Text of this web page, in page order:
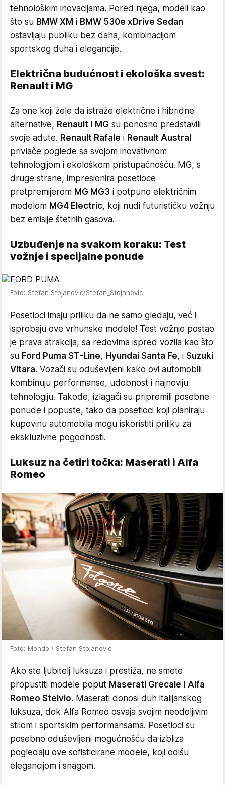
tehnološkim inovacijama. Pored njega, modeli kao
što su BMW XM i BMW 530e xDrive Sedan
ostavljaju publiku bez daha, kombinacijom
sportskog duha i elegancije.
Električna budućnost i ekološka svest:
Renault i MG
Za one koji žele da istraže električne i hibridne
alternative, Renault i MG su ponosno predstavili
svoje adute. Renault Rafale i Renault Austral
privlače poglede sa svojom inovativnom
tehnologijom i ekološkom pristupačnošću. MG, s
druge strane, impresionira posetioce
pretpremijerom MG MG3 i potpuno električnim
modelom MG4 Electric, koji nudi futurističku vožnju
bez emisije štetnih gasova.
Uzbuđenje na svakom koraku: Test
vožnje i specijalne ponude
Foto: Stefan Stojanovic/Stefan_Stojanovic
Posetioci imaju priliku da ne samo gledaju, već i
isprobaju ove vrhunske modele! Test vožnje postao
je prava atrakcija, sa redovima ispred vozila kao što
su Ford Puma ST-Line, Hyundai Santa Fe, i Suzuki
Vitara. Vozači su oduševljeni kako ovi automobili
kombinuju performanse, udobnost i najnoviju
tehnologiju. Takođe, izlagači su pripremili posebne
ponude i popuste, tako da posetioci koji planiraju
kupovinu automobila mogu iskoristiti priliku za
ekskluzivne pogodnosti.
Luksuz na četiri točka: Maserati i Alfa
Romeo
Foto: Mondo / Stefan Stojanović
Ako ste ljubitelj luksuza i prestiža, ne smete
propustiti modele poput Maserati Grecale i Alfa
Romeo Stelvio. Maserati donosi duh italijanskog
luksuza, dok Alfa Romeo osvaja svojim neodoljivim
stilom i sportskim performansama. Posetioci su
posebno oduševljeni mogućnošću da izbliza
pogledaju ove sofisticirane modele, koji odišu
elegancijom i snagom.